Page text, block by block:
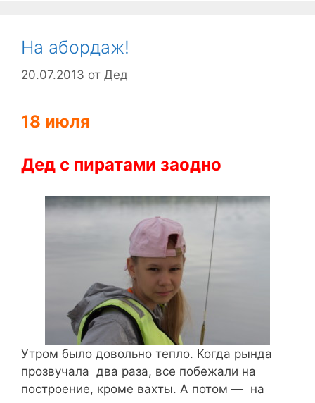
На абордаж!
20.07.2013 от Дед
18 июля
Дед с пиратами заодно
Утром было довольно тепло. Когда рында
прозвучала два раза, все побежали на
построение, кроме вахты. А потом — на